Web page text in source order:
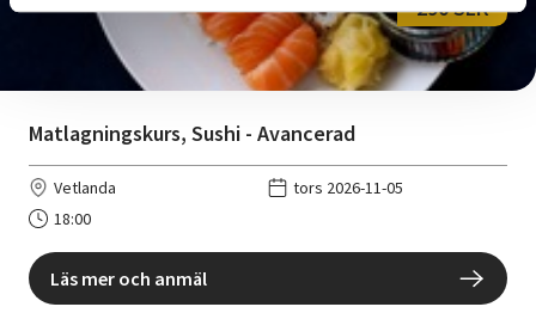
Matlagningskurs, Sushi - Avancerad
290 SEK
Vetlanda
tors 2026-11-05
18:00
Läs mer och anmäl